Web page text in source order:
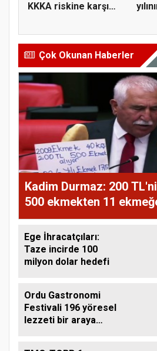
KKKA riskine karşı
Çok Okunan Haberler
Kadim Durmaz: 200
500 ekmekten 11
Ege İhracatçıları:
Taze incirde 100
milyon dolar hedefi
Ordu Gastronomi
Festivali 196 yöresel
lezzeti bir araya